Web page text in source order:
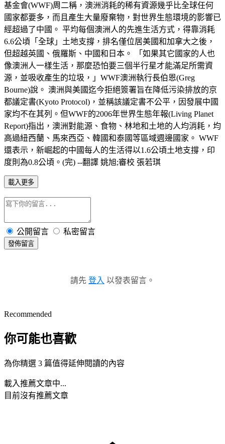
基金會(WWF)周二稱，澳洲消耗的稀有資源幾乎比全球任何
國家都要多，而且產生大量廢棄物，對世界生態環境的影響已
經超過了中國。 平均每個澳洲人的先進生活方式，得靠消耗
6.6公頃「全球」土地支撐，排名僅位居美國和加拿大之後，
但超越英國、俄羅斯、中國和日本。 「如果其它國家的人也
像澳洲人一樣生活，那麼恐怕要三個半行星才能滿足所需資
源，並吸收產生的垃圾，」WWF澳洲執行長伯恩(Greg
Bourne)說。 澳洲與美國迄今拒絕簽署旨在降低污染排放的京
都議定書(Kyoto Protocol)，並稱該議定書不公平，因發展中國
家均不在其列。但WWF的2006年世界生態年報(Living Planet
Report)指出，澳洲對能源、食物、林地和土地的人均消耗，均
高過紐西蘭、馬來西亞、韓國和泰國等區域週邊國家。 WWF
還表示，新崛起的中國每人的生活得以1.6公頃土地支撐，印
度則為0.8公頃。(完) --翻譯 姚旭;審校 張若琪
載入更多
公開留言 私密留言
發佈留言
請先 登入 以發表留言。
Recommended
你可能也喜歡
為你精選 3 篇值得延伸閱讀的內容
載入推薦文章中...
目前沒有推薦文章